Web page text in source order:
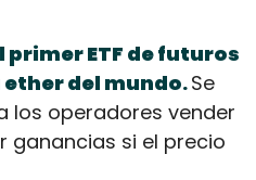
primer ETF de futuros
del mundo.Se
los operadores vender
ganancias si el precio